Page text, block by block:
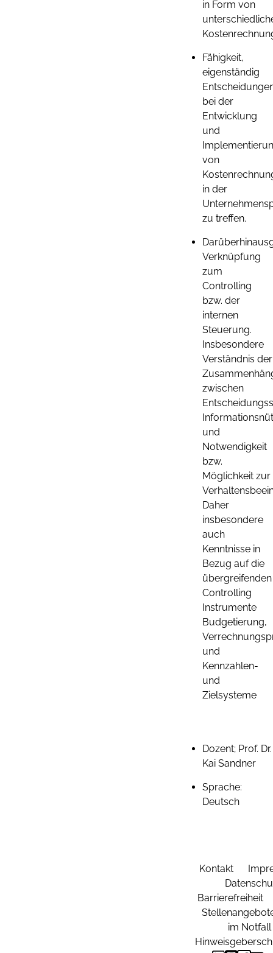
in Form von
Fähigkeit,
eigenständig
bei der
Entwicklung
und
von
in der
zu treffen.
Verknüpfung
zum
Controlling
bzw. der
internen
Steuerung.
Insbesondere
Verständnis der
zwischen
und
Notwendigkeit
bzw.
Möglichkeit zur
Daher
insbesondere
auch
Kenntnisse in
Bezug auf die
übergreifenden
Controlling
Instrumente
Budgetierung,
und
Kennzahlen-
und
Zielsysteme
Dozent; Prof. Dr.
Kai Sandner
Sprache:
Deutsch
Kontakt
Barrierefreiheit
im Notfall